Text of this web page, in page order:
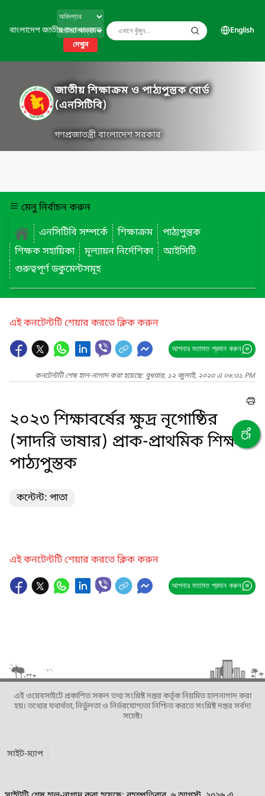
বাংলাদেশ জাতীয় তথ্য বাতায়ন
দেখুন
English
জাতীয় শিক্ষাক্রম ও পাঠ্যপুস্তক বোর্ড
(এনসিটিবি)
গণপ্রজাতন্ত্রী বাংলাদেশ সরকার
মেনু নির্বাচন করুন
এনসিটিবি সম্পর্কে
শিক্ষাক্রম
পাঠ্যপুস্তক
শিক্ষক সহায়িকা
মূল্যায়ন নির্দেশিকা
আইসিটি
গুরুত্বপূর্ণ ডকুমেন্টসমূহ
এই কনটেন্টটি শেয়ার করতে ক্লিক করুন
আপনার মতামত প্রদান করুন
কনটেন্টটি শেষ হাল-নাগাদ করা হয়েছে: বুধবার, ১২ জুলাই, ২০২৩ এ ০৬:৩১ PM
২০২৩ শিক্ষাবর্ষের ক্ষুদ্র নৃগোষ্ঠির
(সাদরি ভাষার) প্রাক-প্রাথমিক শিক্ষার
পাঠ্যপুস্তক
কন্টেন্ট: পাতা
এই কনটেন্টটি শেয়ার করতে ক্লিক করুন
আপনার মতামত প্রদান করুন
এই ওয়েবসাইটে প্রকাশিত সকল তথ্য সংশ্লিষ্ট দপ্তর কর্তৃক নিয়মিত হালনাগাদ করা
হয়। তথ্যের যথার্থতা, নির্ভুলতা ও নির্ভরযোগ্যতা নিশ্চিত করতে সংশ্লিষ্ট দপ্তর সর্বদা
সচেষ্ট।
সাইট-ম্যাপ